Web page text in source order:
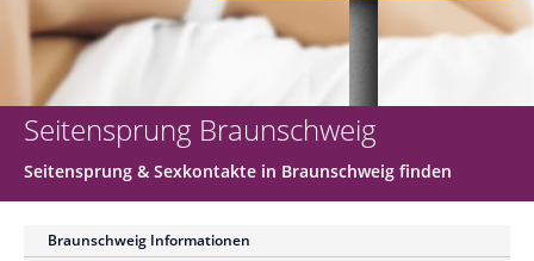
Seitensprung Braunschweig
Seitensprung & Sexkontakte in Braunschweig finden
Braunschweig Informationen